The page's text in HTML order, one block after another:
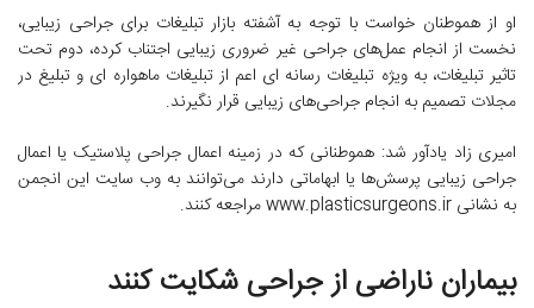
او از هموطنان خواست با توجه به آشفته بازار تبلیغات برای جراحی زیبایی،
نخست از انجام عمل‌های جراحی غیر ضروری زیبایی اجتناب کرده، دوم تحت
تاثیر تبلیغات، به ویژه تبلیغات رسانه ای اعم از تبلیغات ماهواره ای و تبلیغ در
مجلات تصمیم به انجام جراحی‌های زیبایی قرار نگیرند.
امیری زاد یادآور شد: هموطنانی که در زمینه اعمال جراحی پلاستیک یا اعمال
جراحی زیبایی پرسش‌ها یا ابهاماتی دارند می‌توانند به وب سایت این انجمن
به نشانی www.plasticsurgeons.ir مراجعه کنند.
بیماران ناراضی از جراحی شکایت کنند